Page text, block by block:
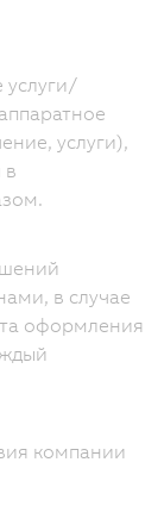
услуги/
услуги),
в
в случае
оформления
компании